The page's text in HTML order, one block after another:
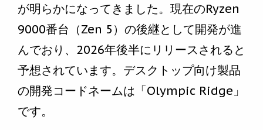
が明らかになってきました。現在のRyzen
9000番台（Zen 5）の後継として開発が進
んでおり、2026年後半にリリースされると
予想されています。デスクトップ向け製品
の開発コードネームは「Olympic Ridge」
です。